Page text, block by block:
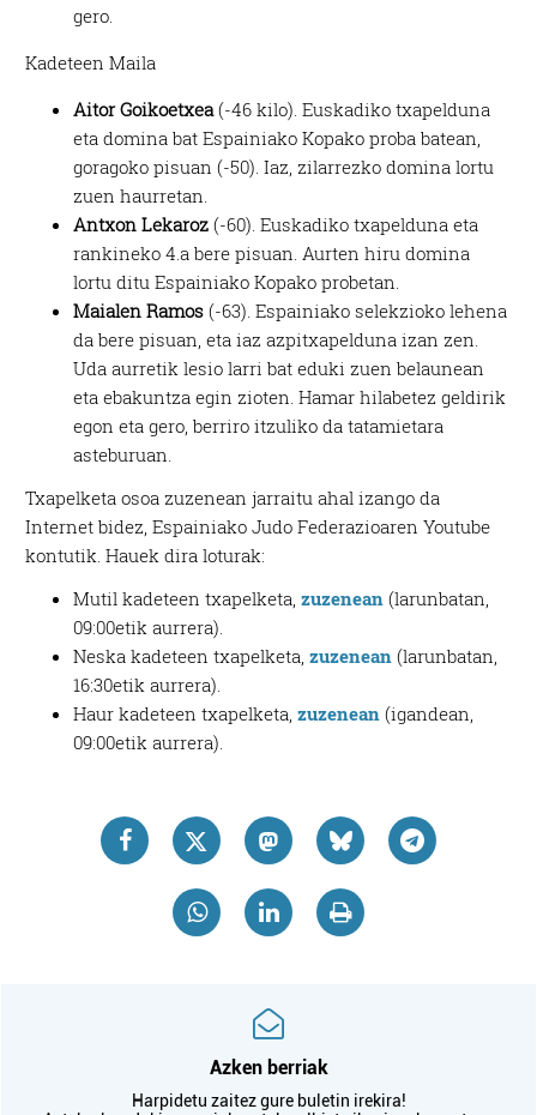
gero.
Kadeteen Maila
Aitor Goikoetxea(-46 kilo). Euskadiko txapelduna
eta domina bat Espainiako Kopako proba batean,
goragoko pisuan (-50). Iaz, zilarrezko domina lortu
zuen haurretan.
Antxon Lekaroz (-60). Euskadiko txapelduna eta
rankineko 4.a bere pisuan. Aurten hiru domina
lortu ditu Espainiako Kopako probetan.
Maialen Ramos (-63). Espainiako selekzioko lehena
da bere pisuan, eta iaz azpitxapelduna izan zen.
Uda aurretik lesio larri bat eduki zuen belaunean
eta ebakuntza egin zioten. Hamar hilabetez geldirik
egon eta gero, berriro itzuliko da tatamietara
asteburuan.
Txapelketa osoa zuzenean jarraitu ahal izango da
Internet bidez, Espainiako Judo Federazioaren Youtube
kontutik. Hauek dira loturak:
Mutil kadeteen txapelketa,zuzenean (larunbatan,
09:00etik aurrera).
Neska kadeteen txapelketa,zuzenean (larunbatan,
16:30etik aurrera).
Haur kadeteen txapelketa,zuzenean (igandean,
09:00etik aurrera).
Azken berriak
Harpidetu zaitez gure buletin irekira!